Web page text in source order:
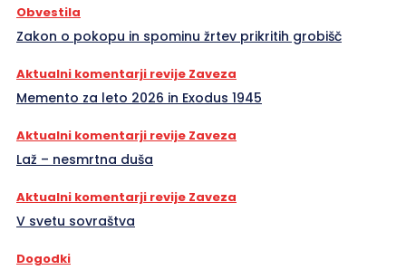
Obvestila
Zakon o pokopu in spominu žrtev prikritih grobišč
Aktualni komentarji revije Zaveza
Memento za leto 2026 in Exodus 1945
Aktualni komentarji revije Zaveza
Laž – nesmrtna duša
Aktualni komentarji revije Zaveza
V svetu sovraštva
Dogodki